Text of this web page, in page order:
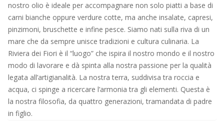
nostro olio è ideale per accompagnare non solo piatti a base di
carni bianche oppure verdure cotte, ma anche insalate, capresi,
pinzimoni, bruschette e infine pesce. Siamo nati sulla riva di un
mare che da sempre unisce tradizioni e cultura culinaria. La
Riviera dei Fiori è il “luogo” che ispira il nostro mondo e il nostro
modo di lavorare e dà spinta alla nostra passione per la qualità
legata all’artigianalità. La nostra terra, suddivisa tra roccia e
acqua, ci spinge a ricercare l’armonia tra gli elementi. Questa è
la nostra filosofia, da quattro generazioni, tramandata di padre
in figlio.